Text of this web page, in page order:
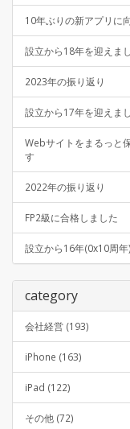
10年ぶりの新アプリに
設立から18年を迎えま
2023年の振り返り
設立から17年を迎えま
Webサイトをまるっと
す
2022年の振り返り
FP2級に合格しました
設立から16年(0x10周
category
会社経営 (193)
iPhone (163)
iPad (122)
その他 (72)